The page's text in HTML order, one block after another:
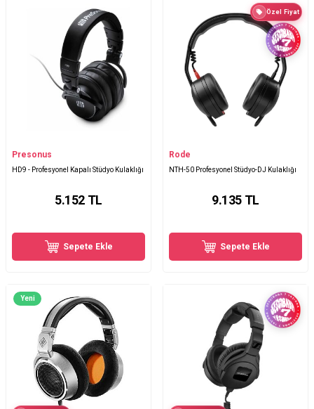
Presonus
HD9 - Profesyonel Kapalı Stüdyo Kulaklığı
5.152 TL
Sepete Ekle
Özel Fiyat
Rode
NTH-50 Profesyonel Stüdyo-DJ Kulaklığı
9.135 TL
Sepete Ekle
Yeni